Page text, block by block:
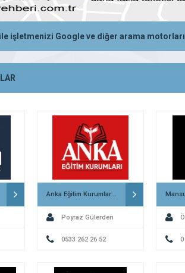
işletmenizi Google ve diğer arama
Anka Eğitim Kurumları İskenderun
Poyraz Gülerden
0533 262 26 52 0